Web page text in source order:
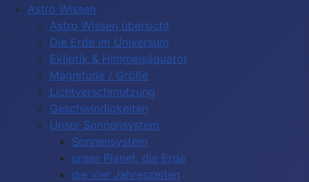
Astro Wissen
Astro Wissen übersicht
Die Erde im Universum
Ekliptik & Himmelsäquator
Magnitude / Größe
Lichtverschmutzung
Geschwindigkeiten
Unser Sonnensystem
Sonnensystem
unser Planet, die Erde
die vier Jahreszeiten